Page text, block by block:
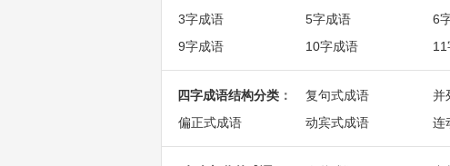
3字成语
5字成语 6
9字成语
10字成语 11
四字成语结构分类 ： 复句式成语 并
偏正式成语
动宾式成语 连